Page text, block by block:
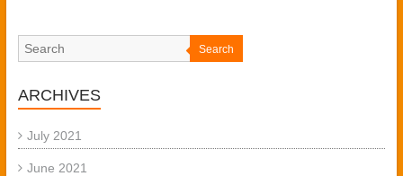
Search
ARCHIVES
July 2021
June 2021